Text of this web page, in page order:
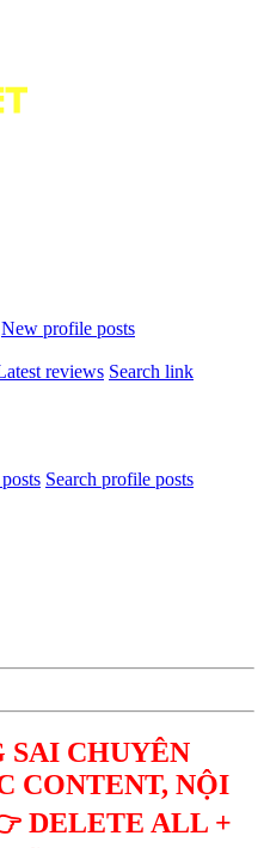
New profile posts
reviews Search link
Search profile posts
SAI CHUYÊN
CONTENT, NỘI
DELETE ALL +